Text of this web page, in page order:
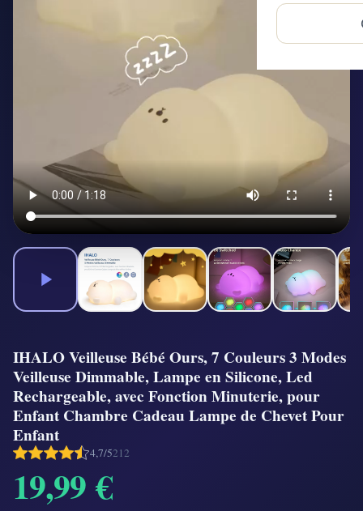
IHALO Veilleuse Bébé Ours, 7 Couleurs 3 Modes
Veilleuse Dimmable, Lampe en Silicone, Led
Rechargeable, avec Fonction Minuterie, pour
Enfant Chambre Cadeau Lampe de Chevet Pour
Enfant
4,7/5212
19,99 €